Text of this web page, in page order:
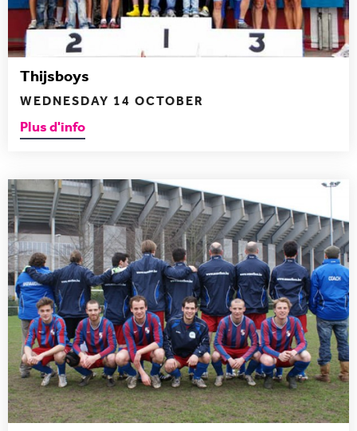
Thijsboys
WEDNESDAY 14 OCTOBER
Plus d'info